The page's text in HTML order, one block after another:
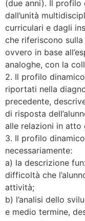
(due anni). Il profilo
dall’unità
curriculari e dagli
che riferiscono
ovvero in base
analoghe, con la
2. Il profilo
riportati nella
precedente,
di risposta
alle relazioni in atto
3. Il profilo
necessariamente:
a) la descrizione
difficoltà che
attività;
b) l’analisi dello
e medio termine,